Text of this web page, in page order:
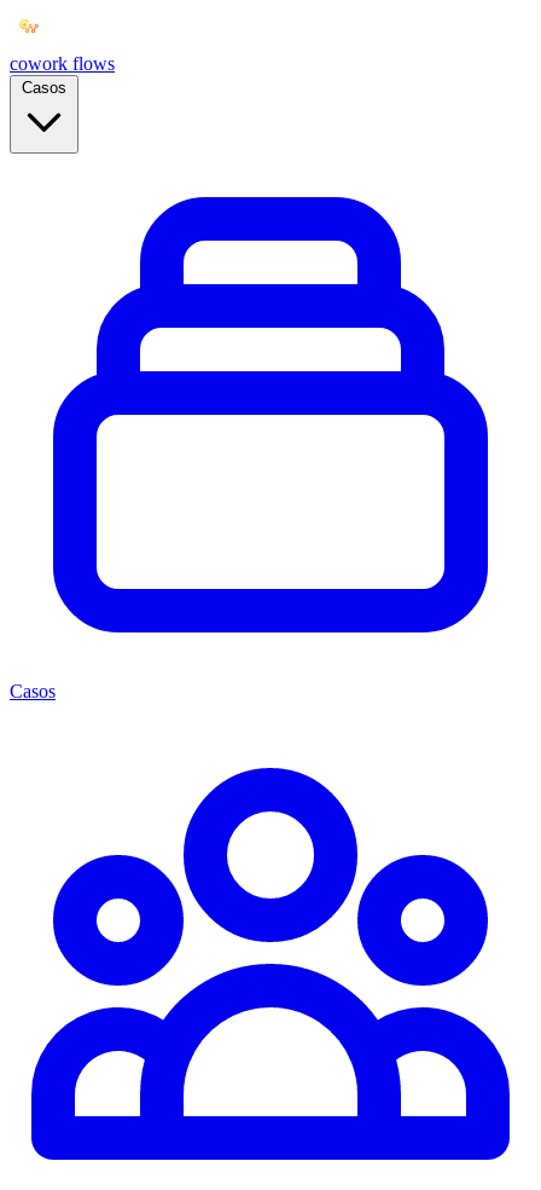
cowork flows
Casos